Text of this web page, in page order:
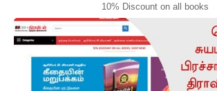
10% Discount on all books